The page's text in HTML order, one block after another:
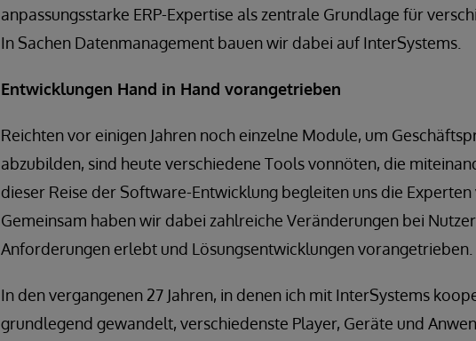
anpassungsstarke ERP-Expertise als zentrale Grundlage für
In Sachen Datenmanagement bauen wir dabei auf InterSystems.
Entwicklungen Hand in Hand vorangetrieben
Reichten vor einigen Jahren noch einzelne Module, um
abzubilden, sind heute verschiedene Tools vonnöten, die
dieser Reise der Software-Entwicklung begleiten uns die Experten
Gemeinsam haben wir dabei zahlreiche Veränderungen bei
Anforderungen erlebt und Lösungsentwicklungen vorangetrieben.
In den vergangenen 27 Jahren, in denen ich mit InterSystems
grundlegend gewandelt, verschiedenste Player, Geräte und